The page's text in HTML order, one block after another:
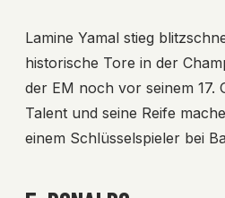
Lamine Yamal stieg
historische Tore in der
der EM noch vor seinem 17.
Talent und seine Reife
einem Schlüsselspieler bei